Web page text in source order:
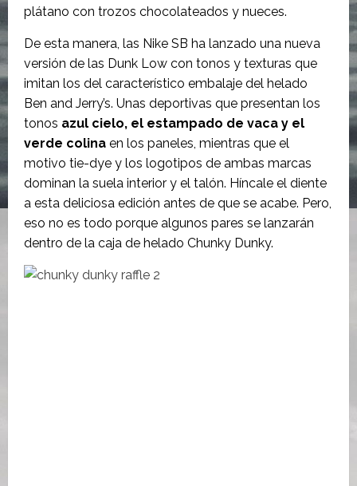
plátano con trozos chocolateados y nueces.
De esta manera, las Nike SB ha lanzado una nueva
versión de las Dunk Low con tonos y texturas que
imitan los del característico embalaje del helado
Ben and Jerry’s. Unas deportivas que presentan los
tonos azul cielo, el estampado de vaca y el
verde colina en los paneles, mientras que el
motivo tie-dye y los logotipos de ambas marcas
dominan la suela interior y el talón. Híncale el diente
a esta deliciosa edición antes de que se acabe. Pero,
eso no es todo porque algunos pares se lanzarán
dentro de la caja de helado Chunky Dunky.